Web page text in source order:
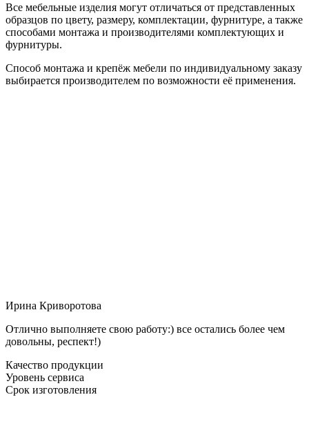
Все мебельные изделия могут отличаться от представленных
образцов по цвету, размеру, комплектации, фурнитуре, а также
способами монтажа и производителями комплектующих и
фурнитуры.
Способ монтажа и крепёж мебели по индивидуальному заказу
выбирается производителем по возможности её применения.
Ирина Криворотова
Отлично выполняете свою работу:) все остались более чем
довольны, респект!)
Качество продукции
Уровень сервиса
Срок изготовления